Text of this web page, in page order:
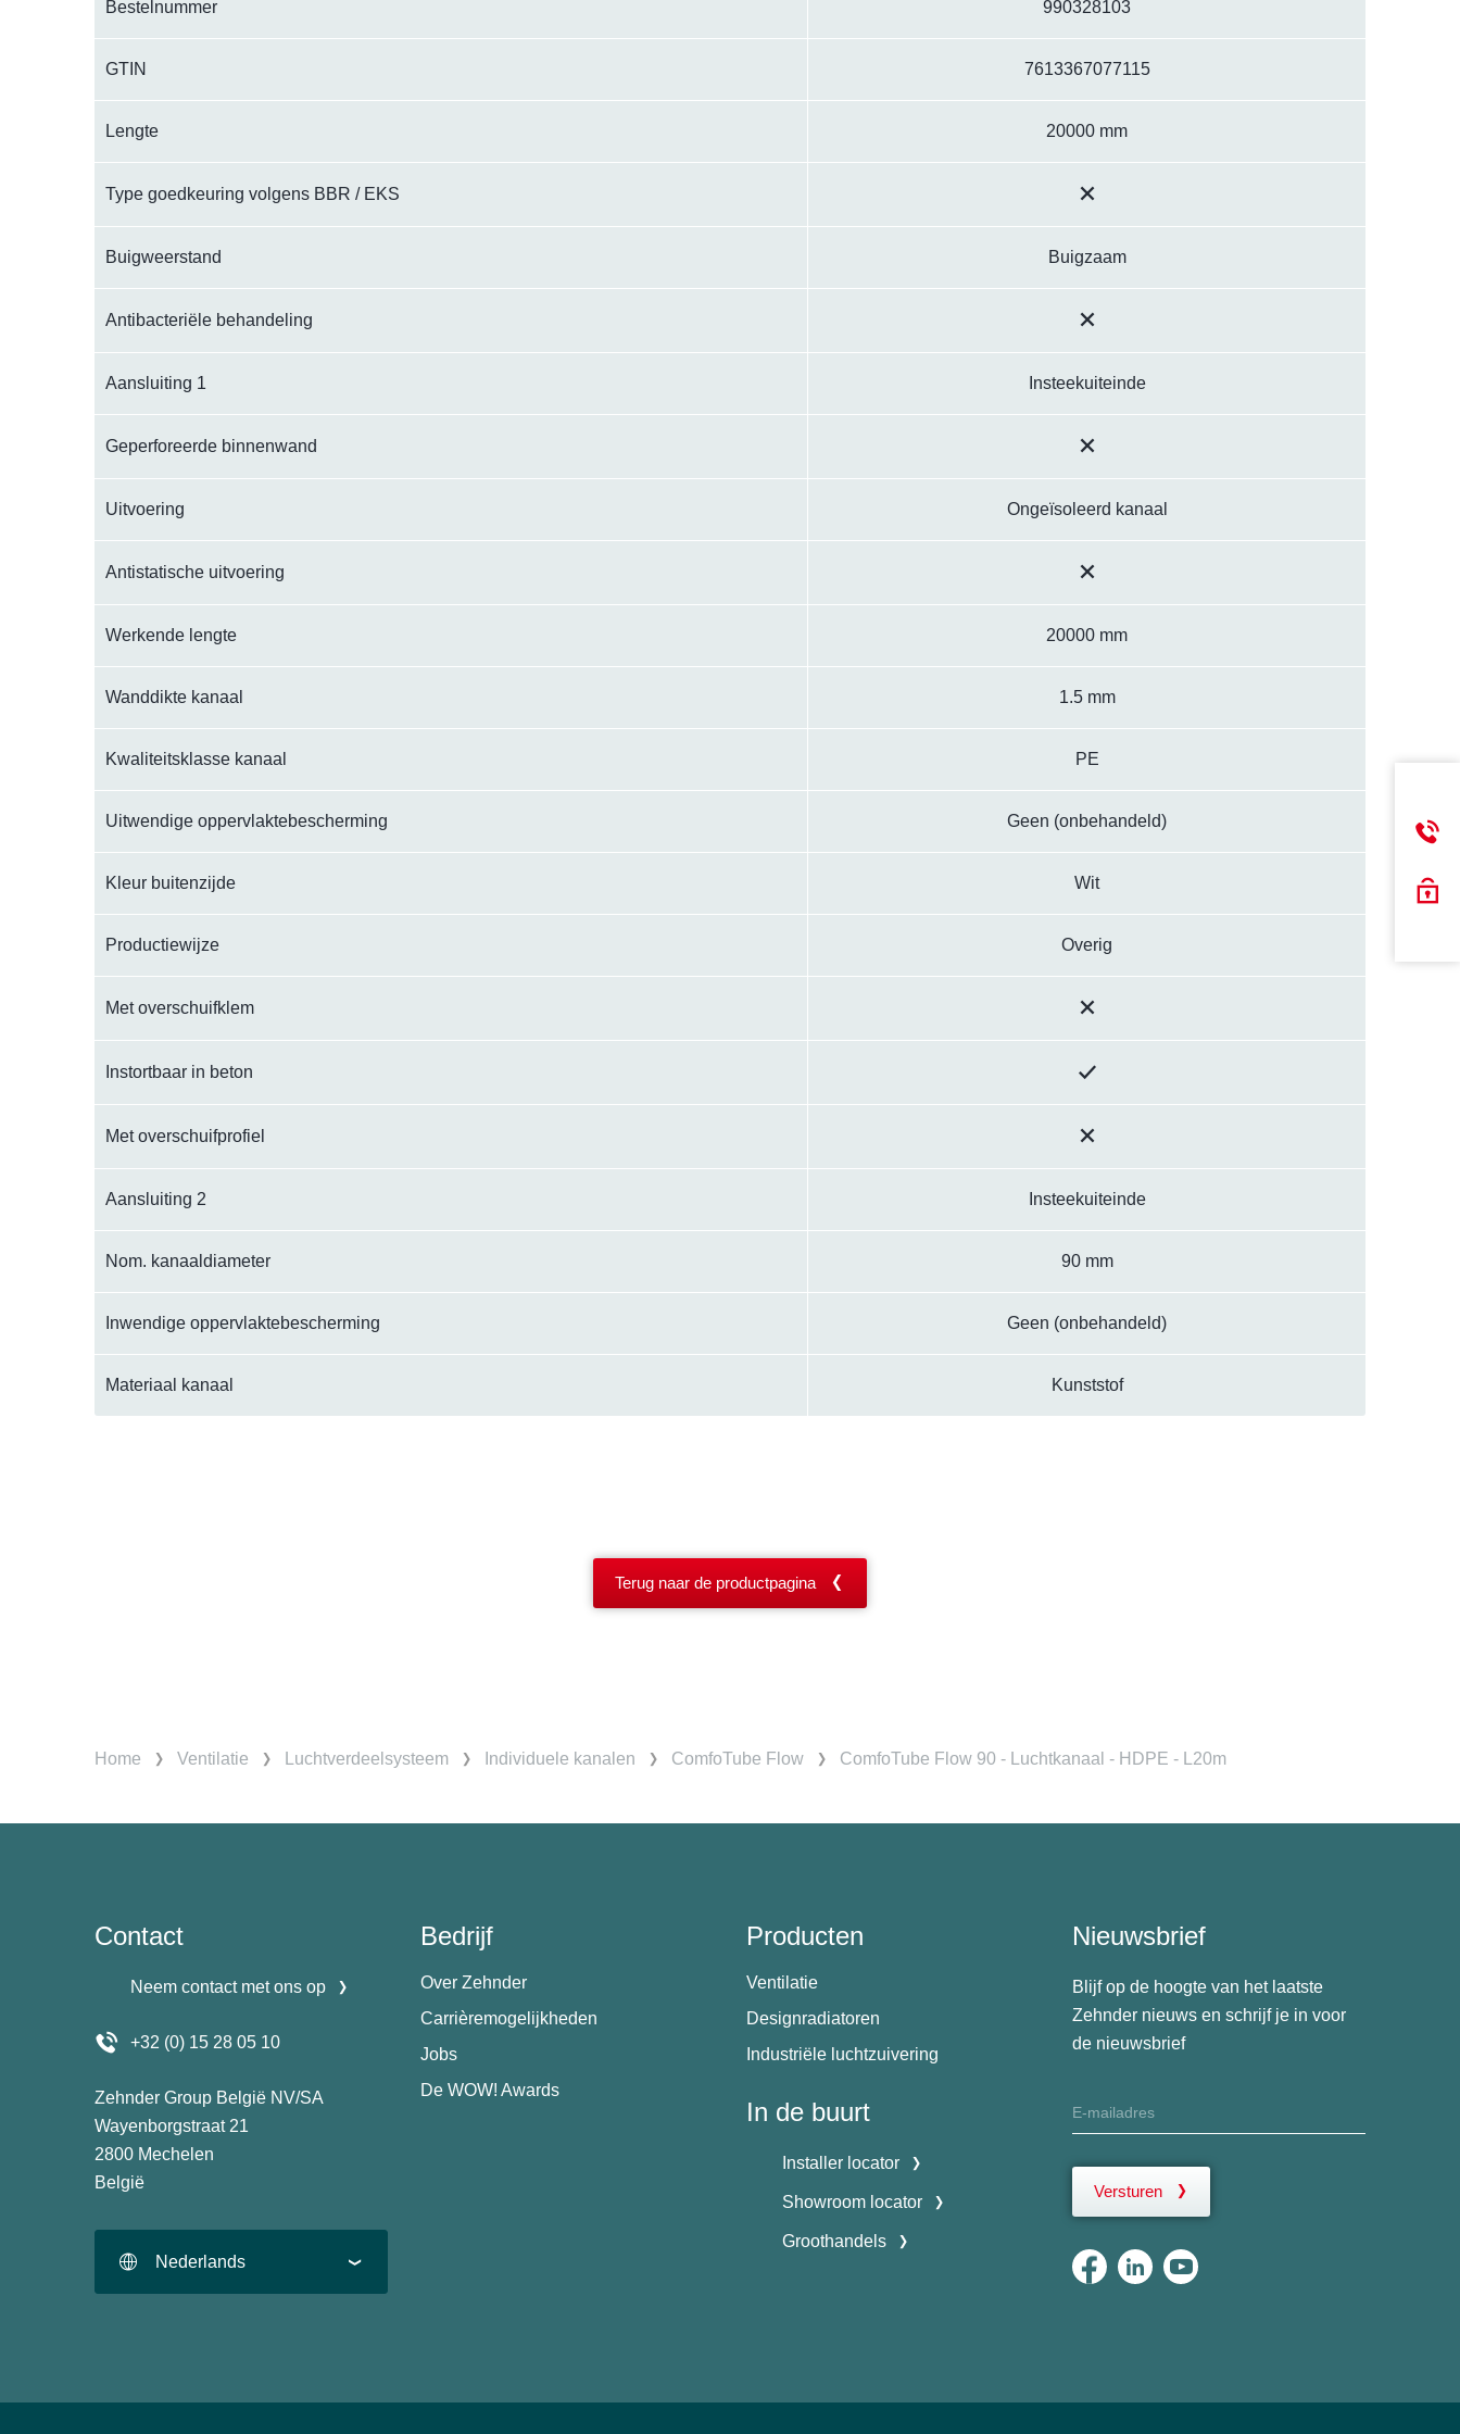
Bestelnummer 990328103
GTIN 7613367077115
Lengte 20000 mm
Type goedkeuring volgens BBR / EKS
Buigweerstand Buigzaam
Antibacteriële behandeling
Aansluiting 1 Insteekuiteinde
Geperforeerde binnenwand
Uitvoering Ongeïsoleerd kanaal
Antistatische uitvoering
Werkende lengte 20000 mm
Wanddikte kanaal 1.5 mm
Kwaliteitsklasse kanaal PE
Uitwendige oppervlaktebescherming Geen (onbehandeld)
Kleur buitenzijde Wit
Productiewijze Overig
Met overschuifklem
Instortbaar in beton
Met overschuifprofiel
Aansluiting 2 Insteekuiteinde
Nom. kanaaldiameter 90 mm
Inwendige oppervlaktebescherming Geen (onbehandeld)
Materiaal kanaal Kunststof
Terug naar de productpagina
Home Ventilatie Luchtverdeelsysteem Individuele kanalen ComfoTube Flow ComfoTube Flow 90 - Luchtkanaal - HDPE - L20m
Contact
Neem contact met ons op
+32 (0) 15 28 05 10
Zehnder Group België NV/SA
Wayenborgstraat 21
2800 Mechelen
België
Nederlands
Bedrijf
Over Zehnder
Carrièremogelijkheden
Jobs
De WOW! Awards
Producten
Ventilatie
Designradiatoren
Industriële luchtzuivering
In de buurt
Installer locator
Showroom locator
Groothandels
Nieuwsbrief
Blijf op de hoogte van het laatste
Zehnder nieuws en schrijf je in voor
de nieuwsbrief
Versturen